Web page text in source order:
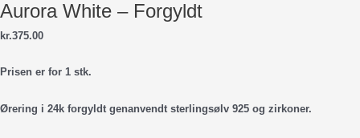
Aurora White – Forgyldt
kr.375.00
Prisen er for 1 stk.
Ørering i 24k forgyldt genanvendt sterlingsølv 925 og zirkoner.